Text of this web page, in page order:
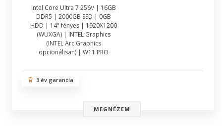
Intel Core Ultra 7 256V | 16GB
DDR5 | 2000GB SSD | 0GB
HDD | 14" fényes | 1920X1200
(WUXGA) | INTEL Graphics
(INTEL Arc Graphics
opcionálisan) | W11 PRO
3 év garancia
MEGNÉZEM